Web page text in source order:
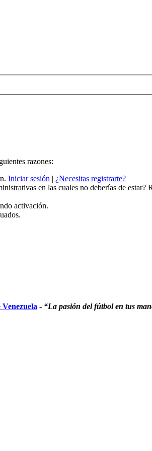
razones:
Iniciar sesión | ¿Necesitas registrarte?
en las cuales no deberías de
activación.
- “La pasión del fútbol en tus